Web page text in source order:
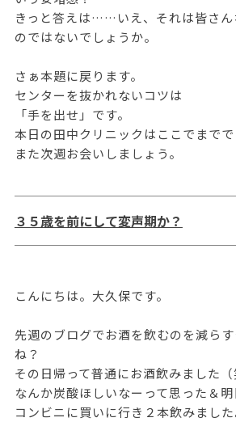
きっと答えは……いえ、それは皆さん
のではないでしょうか。
さぁ本題に戻ります。
センターを抜かれないコツは
「手を出せ」です。
本日の田中クリニックはここでまでで
また次週お会いしましょう。
３５歳を前にして変声期か？
こんにちは。大久保です。
先週のブログでお酒を飲むのを減ら
ね？
その日帰って普通にお酒飲みました（
なんか炭酸ほしいなーって思った＆
コンビニに買いに行き２本飲みました